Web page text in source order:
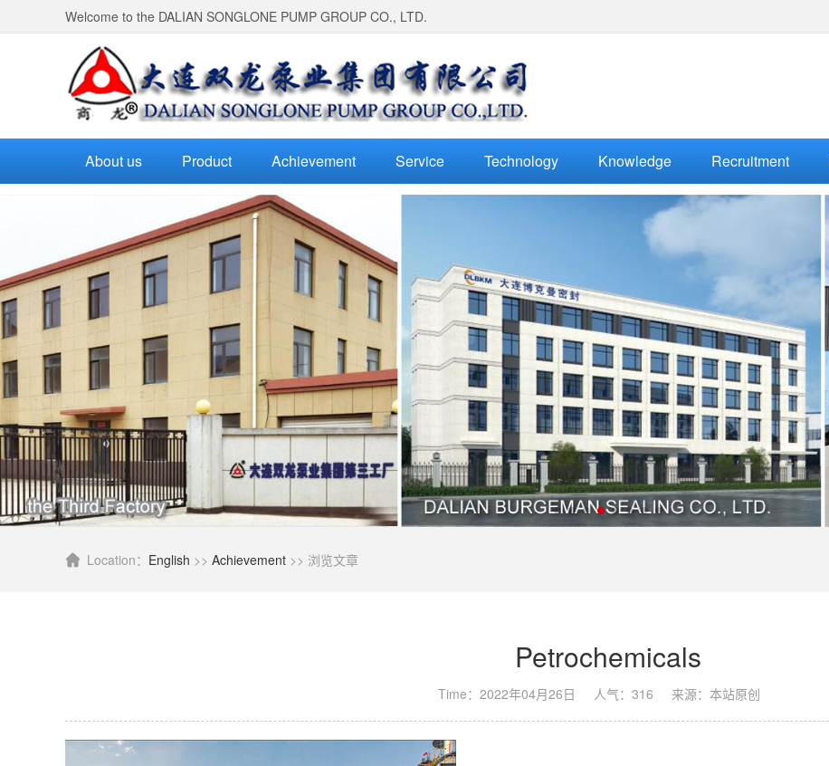
Welcome to the DALIAN SONGLONE PUMP GROUP CO., LTD.
About us Product Achievement Service Technology Knowledge Recruitment
Location： English >> Achievement >> 浏览文章
Petrochemicals
Time：2022年04月26日 人气： 316 来源：本站原创